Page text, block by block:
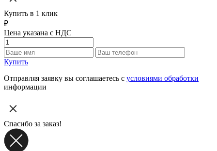
Купить в 1 клик
₽
Цена указана с НДС
Купить
Отправляя заявку вы соглашаетесь с условиями обработки
информации
Спасибо за заказ!